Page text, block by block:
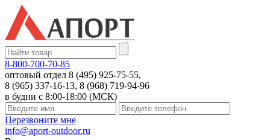
8-800-700-70-85
оптовый отдел 8 (495) 925-75-55,
8 (965) 337-16-13, 8 (968) 719-94-96
в будни с 8:00-18:00 (МСК)
Перезвоните мне
info@aport-outdoor.ru